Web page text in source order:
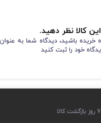
کالا نظر دهید.
خریده باشید، دیدگاه شما به
خود را ثبت کنید